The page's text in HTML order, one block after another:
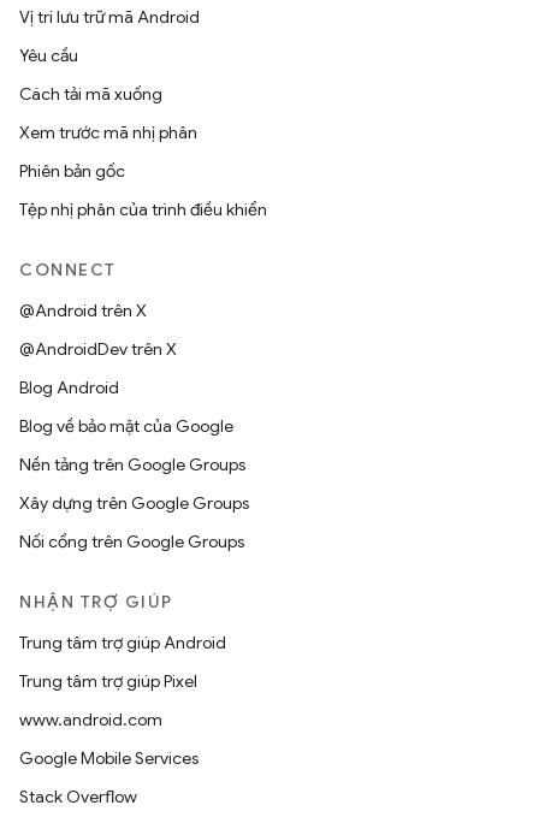
Vị trí lưu trữ mã Android
Yêu cầu
Cách tải mã xuống
Xem trước mã nhị phân
Phiên bản gốc
Tệp nhị phân của trình điều khiển
CONNECT
@Android trên X
@AndroidDev trên X
Blog Android
Blog về bảo mật của Google
Nền tảng trên Google Groups
Xây dựng trên Google Groups
Nối cổng trên Google Groups
NHẬN TRỢ GIÚP
Trung tâm trợ giúp Android
Trung tâm trợ giúp Pixel
www.android.com
Google Mobile Services
Stack Overflow